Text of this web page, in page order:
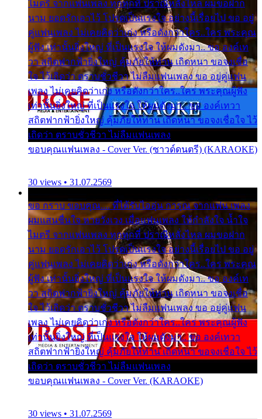
ไมตรี จากแฟนเพลง ทุกทุกที่ ปราณีหลั่งไหล ผมขอฝาก
นาม ยอดรักเอาไว้ โปรดเป็นแรงใจ อย่างนี้เรื่อยไป ขอ อยู่
คู่แฟนเพลง ไม่เคยคิดว่าเก่ง หรือดังกว่าใคร..ใคร พระคุณ
ผู้ฟัง เท่านั้นยิ่งใหญ่ ที่เป็นแรงใจ ให้ผมดังมา.. ขอ องค์เท
วา สถิตฟากฟ้ายิ่งใหญ่ คุ้มภัยให้ท่าน เถิดหนา ขอจงเชื่อ
ใจ ไว้เถิดว่า ตราบชั่วชีวา ไม่ลืมแฟนเพลง ขอ อยู่คู่แฟน
เพลง ไม่เคยคิดว่าเก่ง หรือดังกว่าใคร..ใคร พระคุณผู้ฟัง
เท่านั้นยิ่งใหญ่ ที่เป็นแรงใจ ให้ผมดังมา.. ขอ องค์เทวา
สถิตฟากฟ้ายิ่งใหญ่ คุ้มภัยให้ท่าน เถิดหนา ขอจงเชื่อใจ ไว้
เถิดว่า ตราบชั่วชีวา ไม่ลืมแฟนเพลง
ขอบคุณแฟนเพลง - Cover Ver. (ซาวด์ดนตรี) (KARAOKE)
30 views • 31.07.2569
ขอ กราบ ขอบคุณ.... ที่ได้รับไออุ่น การุณ จากแฟน เพลง
ผมแสนชื่นใจ หายวังเวง เมื่อแฟนเพลง ให้กำลังใจ น้ำใจ
ไมตรี จากแฟนเพลง ทุกทุกที่ ปราณีหลั่งไหล ผมขอฝาก
นาม ยอดรักเอาไว้ โปรดเป็นแรงใจ อย่างนี้เรื่อยไป ขอ อยู่
คู่แฟนเพลง ไม่เคยคิดว่าเก่ง หรือดังกว่าใคร..ใคร พระคุณ
ผู้ฟัง เท่านั้นยิ่งใหญ่ ที่เป็นแรงใจ ให้ผมดังมา.. ขอ องค์เท
วา สถิตฟากฟ้ายิ่งใหญ่ คุ้มภัยให้ท่าน เถิดหนา ขอจงเชื่อ
ใจ ไว้เถิดว่า ตราบชั่วชีวา ไม่ลืมแฟนเพลง ขอ อยู่คู่แฟน
เพลง ไม่เคยคิดว่าเก่ง หรือดังกว่าใคร..ใคร พระคุณผู้ฟัง
เท่านั้นยิ่งใหญ่ ที่เป็นแรงใจ ให้ผมดังมา.. ขอ องค์เทวา
สถิตฟากฟ้ายิ่งใหญ่ คุ้มภัยให้ท่าน เถิดหนา ขอจงเชื่อใจ ไว้
เถิดว่า ตราบชั่วชีวา ไม่ลืมแฟนเพลง
ขอบคุณแฟนเพลง - Cover Ver. (KARAOKE)
30 views • 31.07.2569